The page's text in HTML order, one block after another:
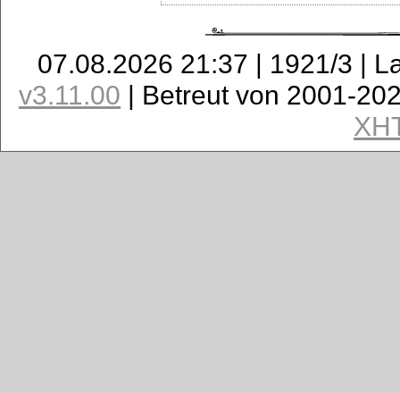
07.08.2026 21:37 | 1921/3 |
v3.11.00 | Betreut von 2001-